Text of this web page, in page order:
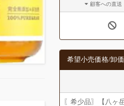
顧客への直送
希望小売価格/卸
〖希少品〗【八ヶ